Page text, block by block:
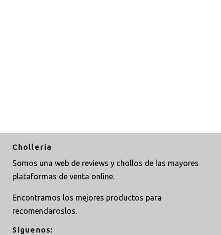
Cholleria
Somos una web de reviews y chollos de las mayores
plataformas de venta online.
Encontramos los mejores productos para
recomendaroslos.
Síguenos: